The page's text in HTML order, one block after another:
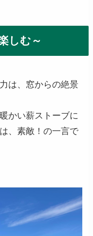
しむ～
は、窓からの絶景
かい薪ストーブに
、素敵！の一言で